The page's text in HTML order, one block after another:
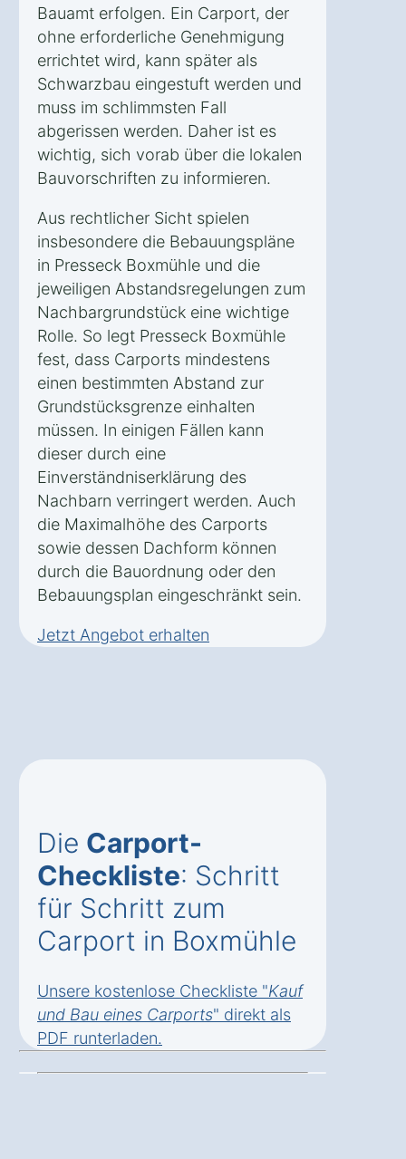
Bauamt erfolgen. Ein Carport, der
ohne erforderliche Genehmigung
errichtet wird, kann später als
Schwarzbau eingestuft werden und
muss im schlimmsten Fall
abgerissen werden. Daher ist es
wichtig, sich vorab über die lokalen
Bauvorschriften zu informieren.
Aus rechtlicher Sicht spielen
insbesondere die Bebauungspläne
in Presseck Boxmühle und die
jeweiligen Abstandsregelungen zum
Nachbargrundstück eine wichtige
Rolle. So legt Presseck Boxmühle
fest, dass Carports mindestens
einen bestimmten Abstand zur
Grundstücksgrenze einhalten
müssen. In einigen Fällen kann
dieser durch eine
Einverständniserklärung des
Nachbarn verringert werden. Auch
die Maximalhöhe des Carports
sowie dessen Dachform können
durch die Bauordnung oder den
Bebauungsplan eingeschränkt sein.
Jetzt Angebot erhalten
Die Carport-
Checkliste: Schritt
für Schritt zum
Carport in Boxmühle
Unsere kostenlose Checkliste "Kauf
und Bau eines Carports" direkt als
PDF runterladen.